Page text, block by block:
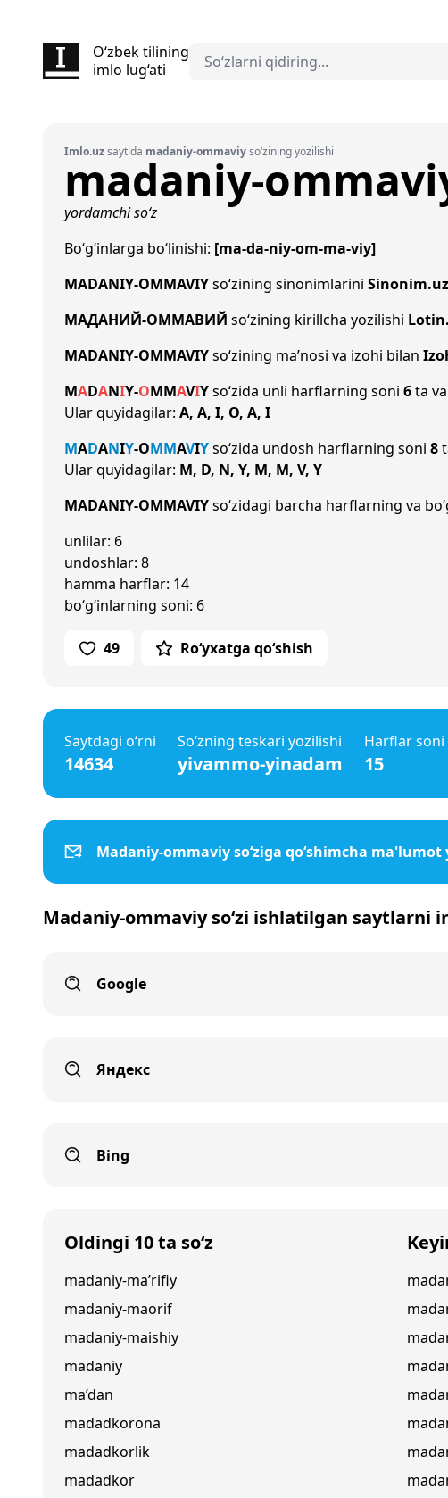
O‘zbek tilining
imlo lug‘ati
Imlo.uzsaytida madaniy-ommaviyso‘zining yozilishi
madaniy-
yordamchi so‘z
Bo‘g‘inlarga bo‘linishi: [ma-da-niy-om-ma-viy]
MADANIY-OMMAVIYso‘zining sinonimlarini Sinonim.uz
МАДАНИЙ-ОММАВИЙ so‘zining kirillcha yozilishi
MADANIY-OMMAVIYso‘zining ma’nosi va izohi bilan
MADANIY-OMMAVIYso‘zida unli harflarning soni 6ta
Ular quyidagilar: A, A, I, O, A, I
MADANIY-OMMAVIYso‘zida undosh harflarning soni 8
Ular quyidagilar: M, D, N, Y, M, M, V, Y
MADANIY-OMMAVIYso‘zidagi barcha harflarning va
unlilar: 6
undoshlar: 8
hamma harflar: 14
bo‘g‘inlarning soni: 6
49 Ro‘yxatga qo‘shish
Saytdagi o‘rni
14634
So‘zning teskari yozilishi
yivammo-yinadam
Harflar soni
15
Madaniy-ommaviy so‘ziga qo‘shimcha
Madaniy-ommaviy so‘zi ishlatilgan saytlarni
Google
Яндекс
Bing
Oldingi 10 ta so‘z
madaniy-ma’rifiy
madaniy-maorif
madaniy-maishiy
madaniy
ma’dan
madadkorona
madadkorlik
madadkor